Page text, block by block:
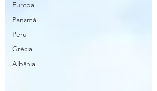
Europa
Panamá
Peru
Grécia
Albânia